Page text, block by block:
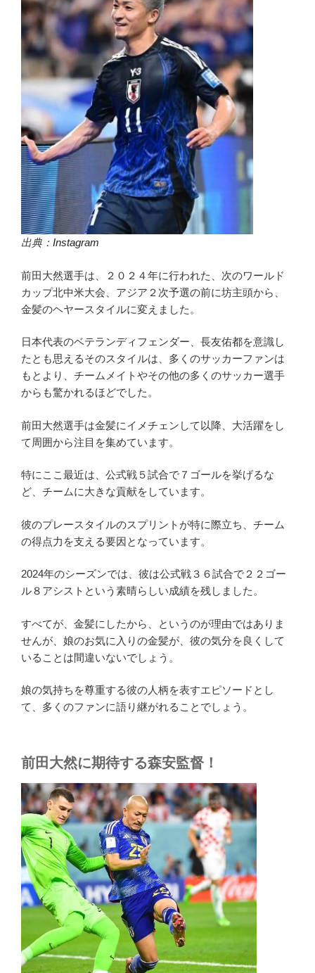
出典： Instagram
前田大然選手は、２０２４年に行われた、次のワールド
カップ北中米大会、アジア２次予選の前に坊主頭から、
金髪のヘヤースタイルに変えました。
日本代表のベテランディフェンダー、長友佑都を意識し
たとも思えるそのスタイルは、多くのサッカーファンは
もとより、チームメイトやその他の多くのサッカー選手
からも驚かれるほどでした。
前田大然選手は金髪にイメチェンして以降、大活躍をし
て周囲から注目を集めています。
特にここ最近は、公式戦５試合で７ゴールを挙げるな
ど、チームに大きな貢献をしています。
彼のプレースタイルのスプリントが特に際立ち、チーム
の得点力を支える要因となっています。
2024年のシーズンでは、彼は公式戦３６試合で２２ゴー
ル８アシストという素晴らしい成績を残しました。
すべてが、金髪にしたから、というのが理由ではありま
せんが、娘のお気に入りの金髪が、彼の気分を良くして
いることは間違いないでしょう。
娘の気持ちを尊重する彼の人柄を表すエピソードとし
て、多くのファンに語り継がれることでしょう。
前田大然に期待する森安監督！